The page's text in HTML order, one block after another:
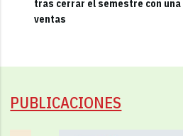
tras cerrar el semestre con una
ventas
PUBLICACIONES